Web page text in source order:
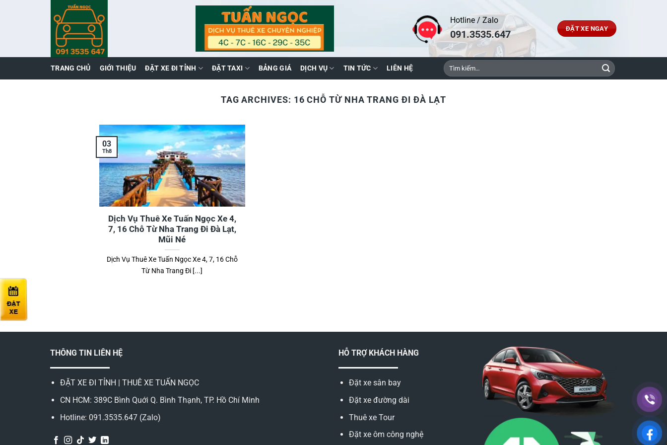
Hotline / Zalo
091.3535.647 ĐẶT XE NGAY
TRANG CHỦ GIỚI THIỆU ĐẶT XE ĐI TỈNH ĐẶT TAXI BẢNG GIÁ DỊCH VỤ TIN TỨC LIÊN HỆ
Tìm
kiếm:
TAG ARCHIVES: 16 CHỖ TỪ NHA TRANG ĐI ĐÀ LẠT
Dịch Vụ Thuê Xe Tuấn Ngọc Xe 4,
7, 16 Chỗ Từ Nha Trang Đi Đà Lạt,
Mũi Né
Dịch Vụ Thuê Xe Tuấn Ngọc Xe 4, 7, 16 Chỗ
Từ Nha Trang Đi [...]
03
Th8
THÔNG TIN LIÊN HỆ
ĐẶT XE ĐI TỈNH | THUÊ XE TUẤN NGỌC
CN HCM: 389C Bình Quới Q. Bình Thạnh, TP. Hồ Chí Minh
Hotline: 091.3535.647 (Zalo)
HỖ TRỢ KHÁCH HÀNG
Đặt xe sân bay
Đặt xe đường dài
Thuê xe Tour
Đặt xe ôm công nghệ